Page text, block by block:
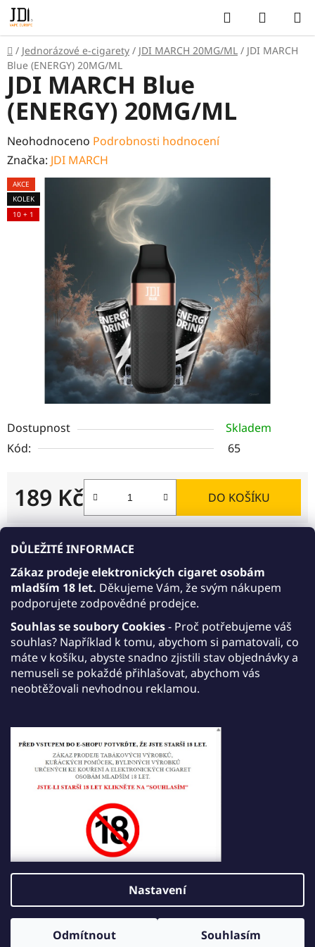
DŮLEŽITÉ INFORMACE
Zákaz prodeje elektronických cigaret osobám
mladším 18 let. Děkujeme Vám, že svým nákupem
podporujete zodpovědné prodejce.
Souhlas se soubory Cookies- Proč potřebujeme váš
souhlas? Například k tomu, abychom si pamatovali, co
máte v košíku, abyste snadno zjistili stav objednávky a
nemuseli se pokaždé přihlašovat, abychom vás
neobtěžovali nevhodnou reklamou.
Nastavení
Odmítnout Souhlasím
Přejít
na
obsah
Hledat
KOŠÍK
Domů
/ Jednorázové e-cigarety / JDI MARCH 20MG/ML / JDI MARCH
Blue (ENERGY) 20MG/ML
Dostupnost
Skladem
Kód:
65
189 Kč
Měrná cena:
DO KOŠÍKU
Akce 10+1 zdarma
AKCE 10+1: Kupte 10 libovolných jednorázových
e-cigaret JDI March v síle 15 mg/ml nebo 20
mg/ml. Varianty 15 mg/ml a 20 mg/ml můžete
libovolně kombinovat. Přidejte do košíku ještě
jednu jednorázovou e-cigaretu JDI March dle
vlastního výběru a získáte ji zdarma.
Akce platí do 30. září 2026.
JDI MARCH Blue
(ENERGY) 20MG/ML
Průměrné
hodnocení
produktu
je
0,0
hvězdiček.
Neohodnoceno Podrobnosti hodnocení
Značka: JDI MARCH
AKCE
KOLEK
10 + 1
Popis
Hodnocení
Vytvořil Shoptet
Copyright 2026JDI VAPE
. Všechna práva vyhrazena.